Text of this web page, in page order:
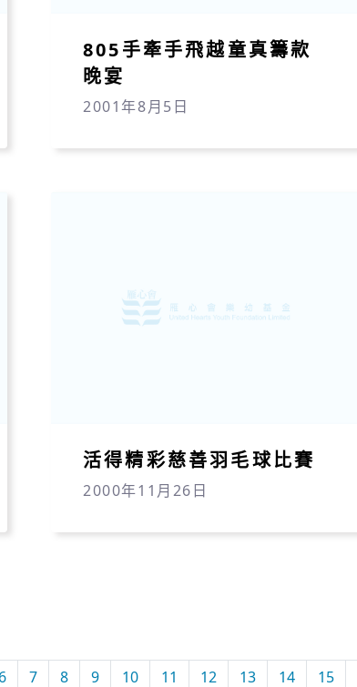
805手牽手飛越童真籌款
晚宴
2001年8月5日
活得精彩慈善羽毛球比賽
2000年11月26日
6 7 8 9 10 11 12 13 14 15